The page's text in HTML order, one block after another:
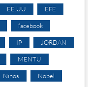
EE.UU EFE
facebook
IP JORDAN
MENTU
Niños Nobel